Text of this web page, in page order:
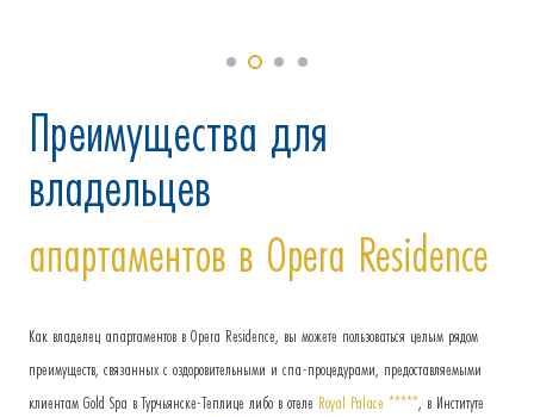
Преимущества для
владельцев
апартаментов в Opera Residence
Как владелец апартаментов в Opera Residence, вы можете пользоваться целым рядом
преимуществ, связанных с оздоровительными и спа-процедурами, предоставляемыми
клиентам Gold Spa в Турчьянске-Теплице либо в отеле Royal Palace *****, в Институте